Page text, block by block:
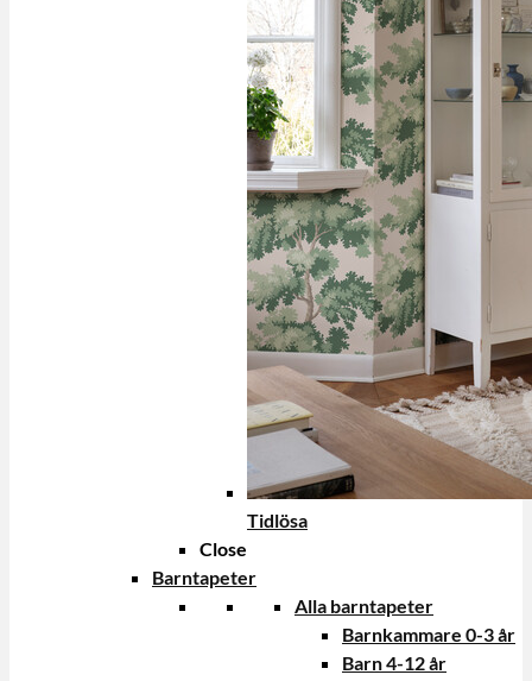
Tidlösa
Close
Barntapeter
Alla barntapeter
Barnkammare 0-3 år
Barn 4-12 år